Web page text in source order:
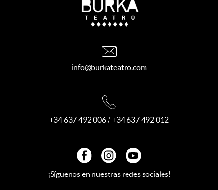
info@burkateatro.com
+34 637 492 006/+34 637 492 012
¡Síguenos en nuestras redes sociales!